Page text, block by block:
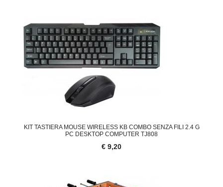
KIT TASTIERA MOUSE WIRELESS KB COMBO SENZA FILI 2.4 G
PC DESKTOP COMPUTER TJ808
€ 9,20